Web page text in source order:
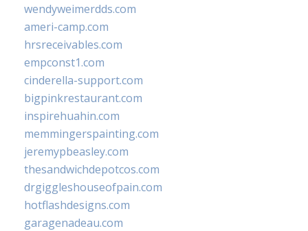
wendyweimerdds.com
ameri-camp.com
hrsreceivables.com
empconst1.com
cinderella-support.com
bigpinkrestaurant.com
inspirehuahin.com
memmingerspainting.com
jeremypbeasley.com
thesandwichdepotcos.com
drgiggleshouseofpain.com
hotflashdesigns.com
garagenadeau.com